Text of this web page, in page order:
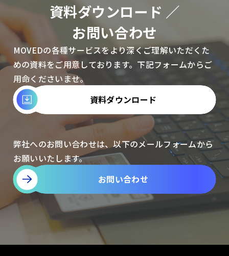
資料ダウンロード ／
お問い合わせ
MOVEDの各種サービスをより深くご理解いただくた
めの資料をご用意しております。下記フォームからご
用命くださいませ。
資料ダウンロード
弊社へのお問い合わせは、以下のメールフォームから
お願いいたします。
お問い合わせ